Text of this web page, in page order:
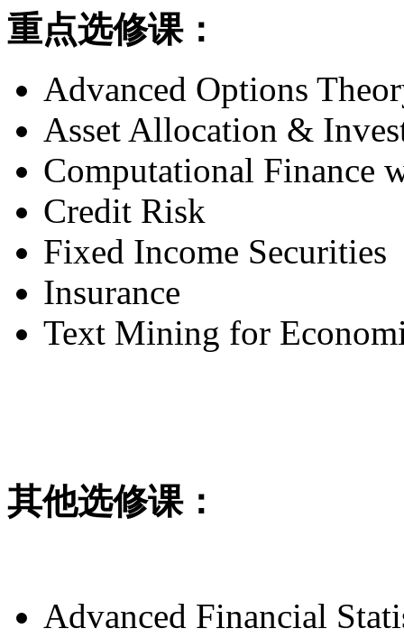
重点选修课：
Advanced Options
Asset Allocation &
Computational Finance
Credit Risk
Fixed Income Securities
Insurance
Text Mining for
其他选修课：
Advanced Financial